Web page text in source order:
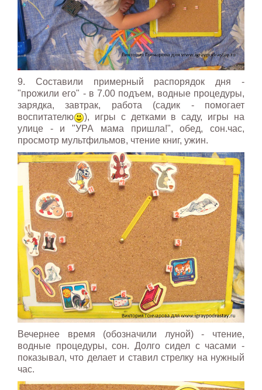
9. Составили примерный распорядок дня -
"прожили его" - в 7.00 подъем, водные процедуры,
зарядка, завтрак, работа (садик - помогает
воспитателю
), игры с детками в саду, игры на
улице - и "УРА мама пришла!", обед, сон.час,
просмотр мультфильмов, чтение книг, ужин.
Вечернее время (обозначили луной) - чтение,
водные процедуры, сон. Долго сидел с часами -
показывал, что делает и ставил стрелку на нужный
час.